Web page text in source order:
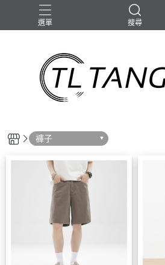
選單 搜尋
褲子